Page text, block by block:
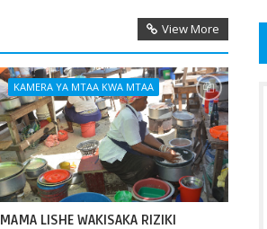
View More
KAMERA YA MTAA KWA MTAA
MAMA LISHE WAKISAKA RIZIKI